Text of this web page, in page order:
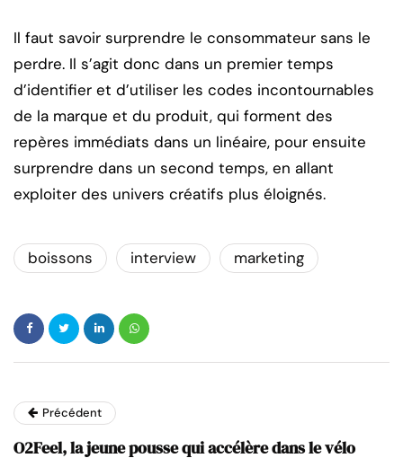
Il faut savoir surprendre le consommateur sans le
perdre. Il s’agit donc dans un premier temps
d’identifier et d’utiliser les codes incontournables
de la marque et du produit, qui forment des
repères immédiats dans un linéaire, pour ensuite
surprendre dans un second temps, en allant
exploiter des univers créatifs plus éloignés.
boissons interview marketing
Précédent
O2Feel, la jeune pousse qui accélère dans le vélo